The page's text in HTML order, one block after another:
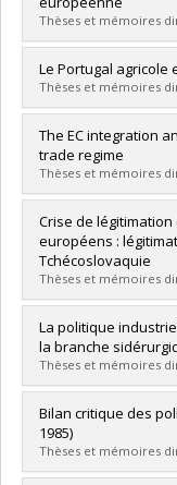
Lien vers le
Thèses et mémoires
Graduate :
Cycle : Master's
Grade :M. Sc.
Le Portugal agricole
Thèses et mémoires
Graduate :
Cycle :Master's
Grade :M. Sc.
Lien vers le
The EC integration
trade regime
Thèses et mémoires
Graduate :Lee,
Cycle :Master's
Grade :M. Sc.
Lien vers le
Crise de
européens :
Tchécoslovaquie
Thèses et mémoires
Graduate : Hébert,
Cycle :Master's
Grade :M. Sc.
Lien vers le
La politique
la branche
Thèses et mémoires
Graduate :Reinert,
Cycle :
Grade :M. Sc.
Lien vers le
Bilan critique des
1985)
Thèses et mémoires